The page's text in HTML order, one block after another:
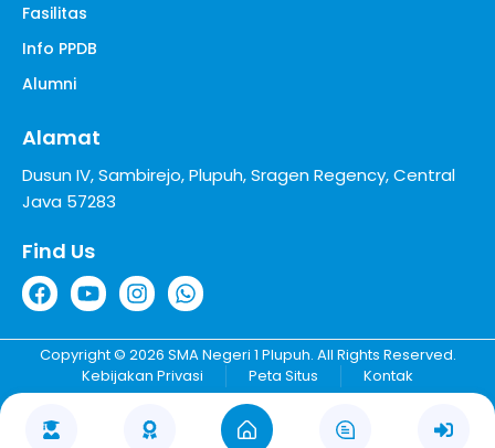
Fasilitas
Info PPDB
Alumni
Alamat
Dusun IV, Sambirejo, Plupuh, Sragen Regency, Central
Java 57283
Find Us
Copyright © 2026 SMA Negeri 1 Plupuh. All Rights Reserved.
Kebijakan Privasi
Peta Situs Kontak